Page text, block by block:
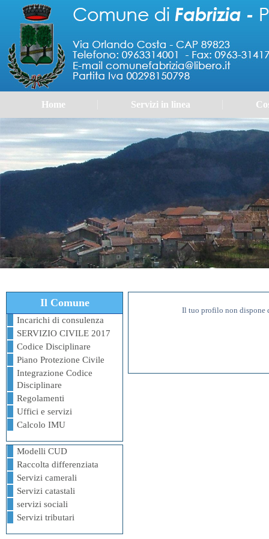
Home Servizi in linea
Portale
Il Comune
Incarichi di consulenza
SERVIZIO CIVILE 2017
Codice Disciplinare
Piano Protezione Civile
Integrazione Codice
Disciplinare
Regolamenti
Uffici e servizi
Calcolo IMU
Modelli CUD
Raccolta differenziata
Servizi camerali
Servizi catastali
servizi sociali
Servizi tributari
Il tuo profilo non dispone